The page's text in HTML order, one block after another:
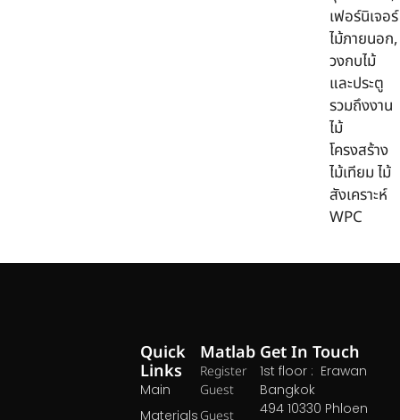
เฟอร์นิเจอร์
ไม้ภายนอก,
วงกบไม้
และประตู
รวมถึงงาน
ไม้
โครงสร้าง
ไม้เทียม ไม้
สังเคราะห์
WPC
Matlab
Register
Guest
Guest
Quick
Links
Main
Materials
Get In Touch
1st floor : Erawan
Bangkok
494 10330 Phloen